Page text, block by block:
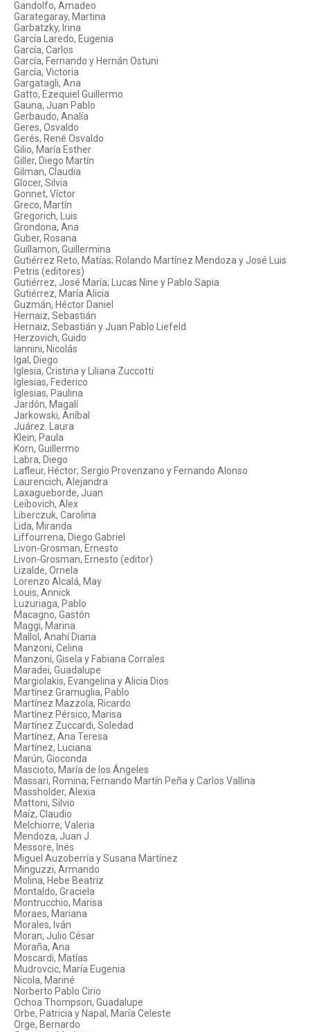
Gandolfo, Amadeo
Garategaray, Martina
Garbatzky, Irina
García Laredo, Eugenia
García, Carlos
García, Fernando y Hernán Ostuni
García, Victoria
Gargatagli, Ana
Gatto, Ezequiel Guillermo
Gauna, Juan Pablo
Gerbaudo, Analía
Geres, Osvaldo
Gerés, René Osvaldo
Gilio, María Esther
Giller, Diego Martín
Gilman, Claudia
Glocer, Silvia
Gonnet, Víctor
Greco, Martín
Gregorich, Luis
Grondona, Ana
Guber, Rosana
Guillamon, Guillermina
Gutiérrez Reto, Matías; Rolando Martínez Mendoza y José Luis
Petris (editores)
Gutiérrez, José María; Lucas Nine y Pablo Sapia
Gutiérrez, María Alicia
Guzmán, Héctor Daniel
Hernaiz, Sebastián
Hernaiz, Sebastián y Juan Pablo Liefeld
Herzovich, Guido
Iannini, Nicolás
Igal, Diego
Iglesia, Cristina y Liliana Zuccotti
Iglesias, Federico
Iglesias, Paulina
Jardón, Magalí
Jarkowski, Aníbal
Juárez. Laura
Klein, Paula
Korn, Guillermo
Labra, Diego
Lafleur, Héctor; Sergio Provenzano y Fernando Alonso
Laurencich, Alejandra
Laxagueborde, Juan
Leibovich, Alex
Liberczuk, Carolina
Lida, Miranda
Liffourrena, Diego Gabriel
Livon-Grosman, Ernesto
Livon-Grosman, Ernesto (editor)
Lizalde, Ornela
Lorenzo Alcalá, May
Louis, Annick
Luzuriaga, Pablo
Macagno, Gastón
Maggi, Marina
Mallol, Anahí Diana
Manzoni, Celina
Manzoni, Gisela y Fabiana Corrales
Maradei, Guadalupe
Margiolakis, Evangelina y Alicia Dios
Martínez Gramuglia, Pablo
Martínez Mazzola, Ricardo
Martínez Pérsico, Marisa
Martínez Zuccardi, Soledad
Martínez, Ana Teresa
Martínez, Luciana
Marún, Gioconda
Mascioto, María de los Ángeles
Massari, Romina; Fernando Martín Peña y Carlos Vallina
Massholder, Alexia
Mattoni, Silvio
Maíz, Claudio
Melchiorre, Valeria
Mendoza, Juan J.
Messore, Inés
Miguel Auzoberría y Susana Martínez
Minguzzi, Armando
Molina, Hebe Beatriz
Montaldo, Graciela
Montrucchio, Marisa
Moraes, Mariana
Morales, Iván
Moran, Julio César
Moraña, Ana
Moscardi, Matías
Mudrovcic, María Eugenia
Nicola, Mariné
Norberto Pablo Cirio
Ochoa Thompson, Guadalupe
Orbe, Patricia y Napal, María Celeste
Orge, Bernardo